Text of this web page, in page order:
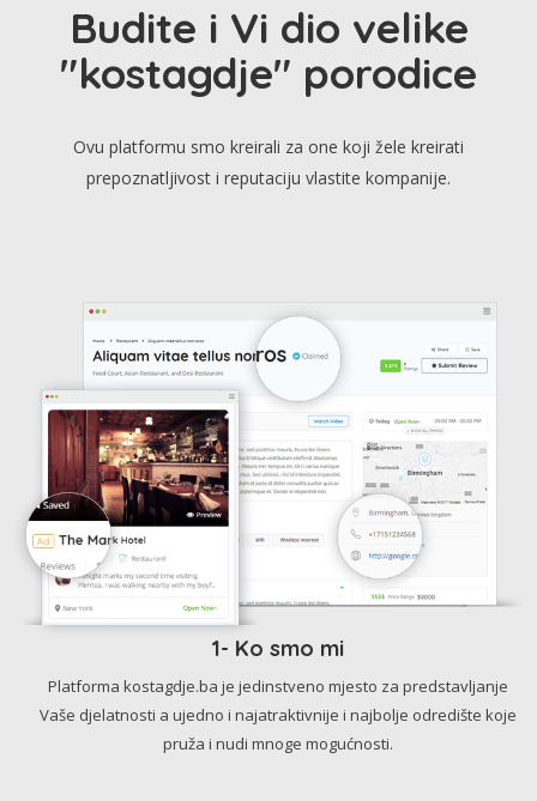
Budite i Vi dio velike
"kostagdje" porodice
Ovu platformu smo kreirali za one koji žele kreirati
prepoznatljivost i reputaciju vlastite kompanije.
1- Ko smo mi
Platforma kostagdje.ba je jedinstveno mjesto za predstavljanje
Vaše djelatnosti a ujedno i najatraktivnije i najbolje odredište koje
pruža i nudi mnoge mogućnosti.